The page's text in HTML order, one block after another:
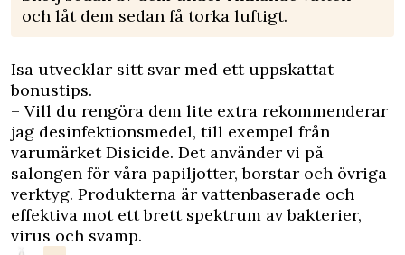
och låt dem sedan få torka luftigt.
Isa utvecklar sitt svar med ett uppskattat
bonustips.
– Vill du rengöra dem lite extra rekommenderar
jag desinfektionsmedel, till exempel från
varumärket Disicide. Det använder vi på
salongen för våra papiljotter, borstar och övriga
verktyg. Produkterna är vattenbaserade och
effektiva mot ett brett spektrum av bakterier,
virus och svamp.